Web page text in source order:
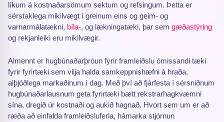
líkum á kostnaðarsömum sektum og refsingum. Þetta er
sérstaklega mikilvægt í greinum eins og geim- og
varnarmálatækni, bíla-, og lækningatæki, þar sem gæðastýring
og rekjanleiki eru mikilvægir.
Almennt er hugbúnaðarþróun fyrir framleiðslu ómissandi tæki
fyrir fyrirtæki sem vilja halda samkeppnishæfni á hraða,
alþjóðlega markaðinum í dag. Með því að fjárfesta í sérsniðnum
hugbúnaðarlausnum geta fyrirtæki bætt rekstrarhagkvæmni
sína, dregið úr kostnaði og aukið hagnað. Hvort sem um er að
ræða að einfalda framleiðsluferla, hámarka stjórnun